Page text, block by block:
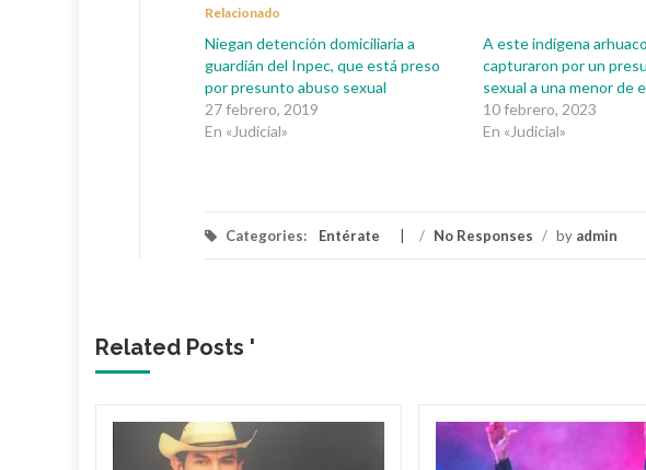
Relacionado
Niegan detención domiciliaria a
guardián del Inpec, que está preso
por presunto abuso sexual
27 febrero, 2019
En «Judicial»
A este indígena
capturaron por un
sexual a una menor de
10 febrero, 2023
En «Judicial»
Categories: Entérate / No Responses / by admin
Related Posts '